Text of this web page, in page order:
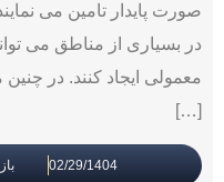
صورت پایدار تامین می
در بسیاری از مناطق می
معمولی ایجاد کنند. در چنین
[…]
02/29/1404